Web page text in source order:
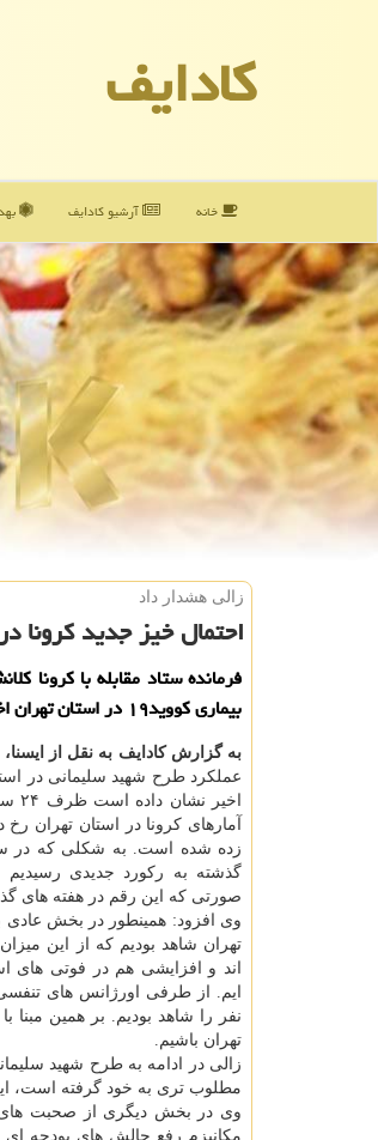
كادایف
خانه آرشیو كادایف
زالی هشدار داد
احتمال خیز جدید كرونا
فرمانده ستاد مقابله با کرونا
بیماری کووید۱۹ در استان تهران اخطار داد.
به گزارش کادایف به نقل از ایسنا،
عملکرد طرح شهید سلیمانی در
آمارهای کرونا در استان تهران
زده شده است. به شکلی که در
صورتی که این رقم در هفته های گذشته زیر
نفر را شاهد بودیم. بر همین مبنا
تهران باشیم.
زالی در ادامه به طرح شهید
مطلوب تری به خود گرفته است،
وی در بخش دیگری از صحبت های
مکانیزم رفع چالش های بودجه ای